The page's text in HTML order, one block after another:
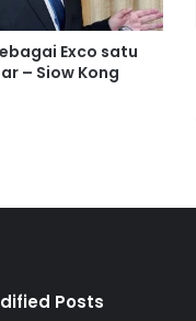
k
a
i
e
Exco satu
– Siow Kong
Posts